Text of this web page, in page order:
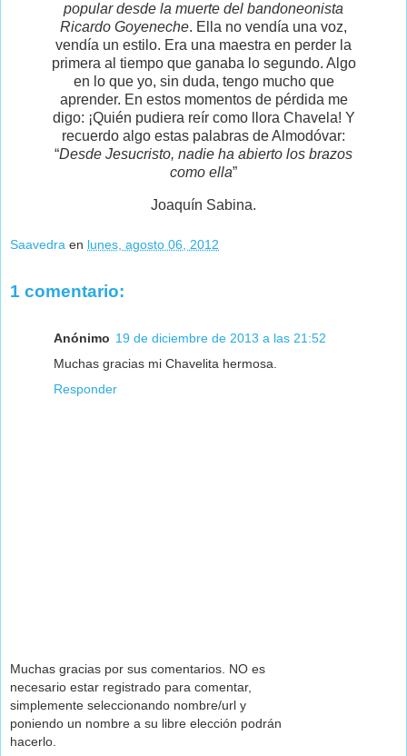
popular desde la muerte del bandoneonista
Ricardo Goyeneche. Ella no vendía una voz,
vendía un estilo. Era una maestra en perder la
primera al tiempo que ganaba lo segundo. Algo
en lo que yo, sin duda, tengo mucho que
aprender. En estos momentos de pérdida me
digo: ¡Quién pudiera reír como llora Chavela! Y
recuerdo algo estas palabras de Almodóvar:
“Desde Jesucristo, nadie ha abierto los brazos
como ella”
Joaquín Sabina.
Saavedra en lunes, agosto 06, 2012
1 comentario:
Anónimo 19 de diciembre de 2013 a las 21:52
Muchas gracias mi Chavelita hermosa.
Responder
Muchas gracias por sus comentarios. NO es
necesario estar registrado para comentar,
simplemente seleccionando nombre/url y
poniendo un nombre a su libre elección podrán
hacerlo.